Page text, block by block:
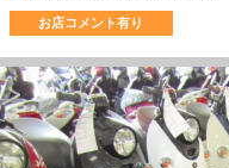
お店コメント有り